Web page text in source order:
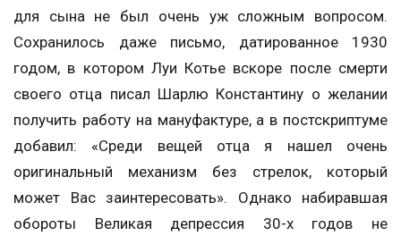
для сына не был очень уж сложным вопросом.
Сохранилось даже письмо, датированное 1930
годом, в котором Луи Котье вскоре после смерти
своего отца писал Шарлю Константину о желании
получить работу на мануфактуре, а в постскриптуме
добавил: «Среди вещей отца я нашел очень
оригинальный механизм без стрелок, который
может Вас заинтересовать». Однако набиравшая
обороты Великая депрессия 30-х годов не